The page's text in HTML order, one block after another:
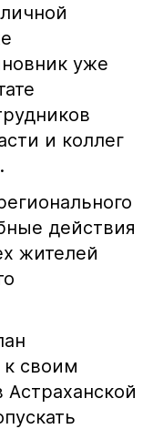
уже
и коллег
действия
жителей
своим